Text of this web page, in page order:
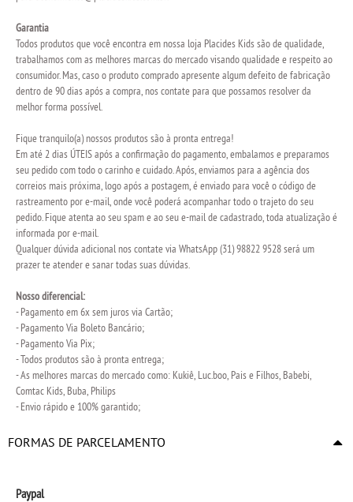
Garantia
Todos produtos que você encontra em nossa loja Placides Kids são de qualidade,
trabalhamos com as melhores marcas do mercado visando qualidade e respeito ao
consumidor. Mas, caso o produto comprado apresente algum defeito de fabricação
dentro de 90 dias após a compra, nos contate para que possamos resolver da
melhor forma possível.
Fique tranquilo(a) nossos produtos são à pronta entrega!
Em até 2 dias ÚTEIS após a confirmação do pagamento, embalamos e preparamos
seu pedido com todo o carinho e cuidado. Após, enviamos para a agência dos
correios mais próxima, logo após a postagem, é enviado para você o código de
rastreamento por e-mail, onde você poderá acompanhar todo o trajeto do seu
pedido. Fique atenta ao seu spam e ao seu e-mail de cadastrado, toda atualização é
informada por e-mail.
Qualquer dúvida adicional nos contate via WhatsApp (31) 98822 9528 será um
prazer te atender e sanar todas suas dúvidas.
Nosso diferencial:
- Pagamento em 6x sem juros via Cartão;
- Pagamento Via Boleto Bancário;
- Pagamento Via Pix;
- Todos produtos são à pronta entrega;
- As melhores marcas do mercado como: Kukiê, Luc.boo, Pais e Filhos, Babebi,
Comtac Kids, Buba, Philips
- Envio rápido e 100% garantido;
FORMAS DE PARCELAMENTO
Paypal